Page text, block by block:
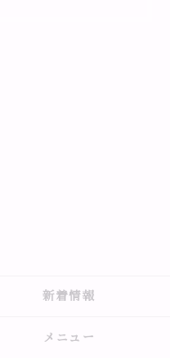
新着情報
メニュー